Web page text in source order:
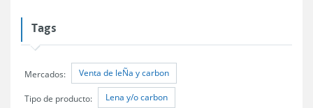
Tags
Mercados: Venta de leÑa y carbon
Tipo de producto: Lena y/o carbon